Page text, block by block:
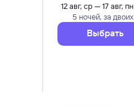
12 авг, ср — 17 авг, пн
5 ночей, за двоих
Выбрать